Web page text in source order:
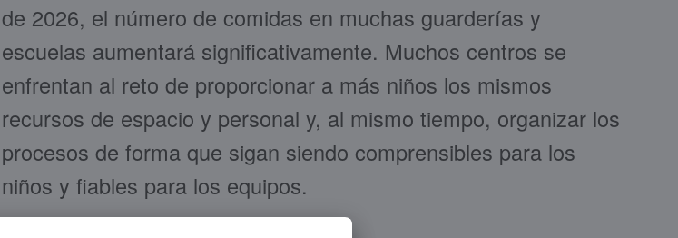
de 2026, el número de comidas en muchas guarderías y
escuelas aumentará significativamente. Muchos centros se
enfrentan al reto de proporcionar a más niños los mismos
recursos de espacio y personal y, al mismo tiempo, organizar los
procesos de forma que sigan siendo comprensibles para los
niños y fiables para los equipos.